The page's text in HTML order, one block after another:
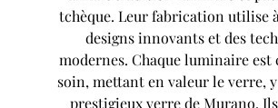
tchèque. Leur fabrication utilise
designs innovants et des
modernes. Chaque luminaire est
soin, mettant en valeur le verre,
prestigieux verre de Murano.